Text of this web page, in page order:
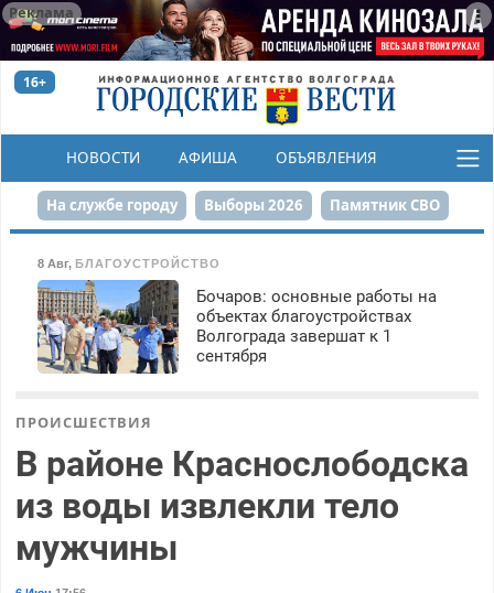
Реклама
16+
НОВОСТИ АФИША ОБЪЯВЛЕНИЯ
КОНКУРСЫ
На службе городу Выборы 2026 Памятник СВО
Сталинград в сердце
Набережная День Победы Реконструкция ЦПКиО
80-летие Победы Парк Героев-летчиков
8 Авг, БЛАГОУСТРОЙСТВО
Бочаров: основные работы на
объектах благоустройствах
Волгограда завершат к 1
сентября
ПРОИСШЕСТВИЯ
В районе Краснослободска
из воды извлекли тело
мужчины